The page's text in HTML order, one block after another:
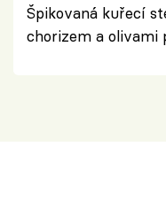
Špikovaná kuřecí
chorizem a olivami